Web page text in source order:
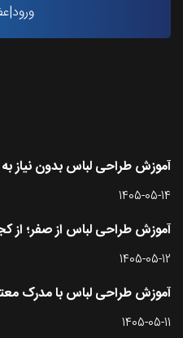
آموزش طراحی لباس بدون نیاز
1405-05-14
آموزش طراحی لباس از صفر؛ از
1405-05-12
آموزش طراحی لباس با مدرک
1405-05-11